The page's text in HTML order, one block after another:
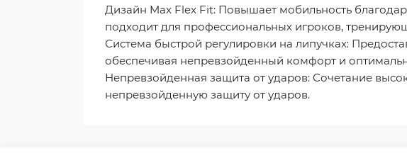
Дизайн Max Flex Fit: Повышает мобильность
подходит для профессиональных игроков,
Система быстрой регулировки на липучках:
обеспечивая непревзойденный комфорт и
Непревзойденная защита от ударов: Сочетание
непревзойденную защиту от ударов.